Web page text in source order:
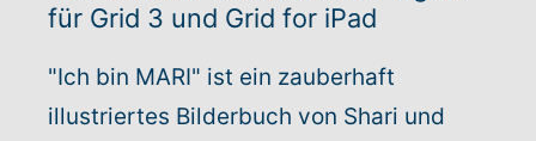
Technik-Support
Rundum-Service
für Grid 3 und Grid for iPad
"Ich bin MARI" ist ein zauberhaft
illustriertes Bilderbuch von Shari und